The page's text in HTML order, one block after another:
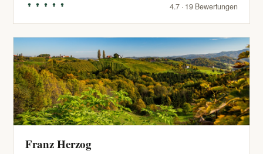
4.7 · 19 Bewertungen
Franz Herzog